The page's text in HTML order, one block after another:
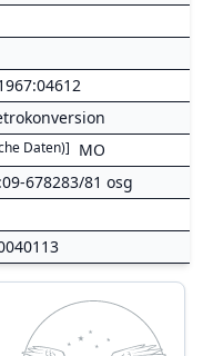
Daten)] MO
678283/81 osg